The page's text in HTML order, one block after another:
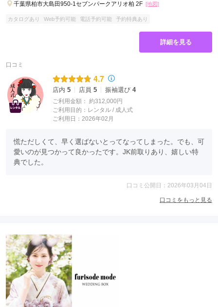
千葉県柏市大島田950-1セブンパークアリオ柏 2F [地図]
カタログあり Web予約可能 電話予約可能 予約特典あり
詳細を見る
口コミ
4.7
店内 5 店員 5 振袖選び 4
ご利用金額： 約312,000円
ご利用目的： レンタル / 成人式
ご利用日：2026年02月
慌ただしくて、早く選ばないとってなってしまった。でも、可
愛いのが見つかって良かったです。JK前取りあり、嬉しい特
典でした。
口コミ公開日：2026年03月04日
口コミをもっと見る